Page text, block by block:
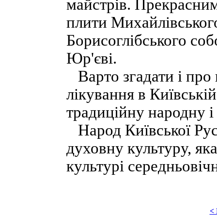
майстрів.
плити
Борисоглібського
Юр'єві.
Варто згадати і
лікування в
традиційну народну
Народ Київської
духовну куль­туру,
культурі
<